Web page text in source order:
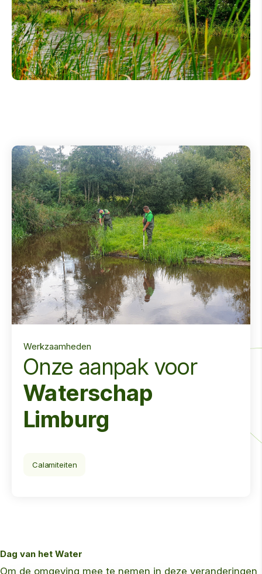
Werkzaamheden
Onze aanpak voor
Waterschap
Limburg
Calamiteiten
Dag van het Water
Om de omgeving mee te nemen in deze veranderingen